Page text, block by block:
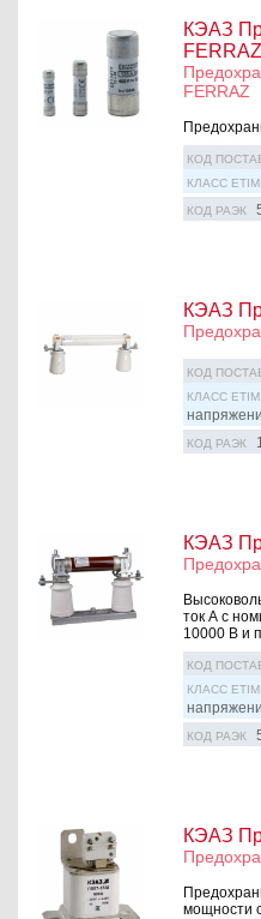
КЭАЗ
FERRAZ
КОД
КЛАСС ETIM
КОД РАЭК
КЭАЗ
КОД
КЛАСС ETIM
КОД РАЭК
КЭАЗ
ток А с
10000 В и
КОД
КЛАСС ETIM
КОД РАЭК
КЭАЗ
мощности